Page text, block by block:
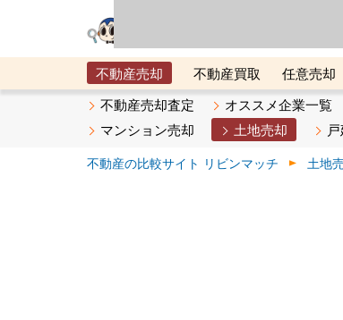
不動産売却 不動産買取 任意売却
メタ住宅展示場
ベスト不動産カンパニ
不動産売却査定 オススメ企業一覧
マンション売却
土地売却
不動産の比較サイト リビンマッチ 土地